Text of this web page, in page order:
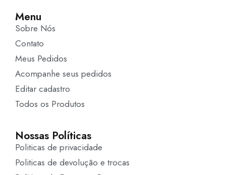
Menu
Sobre Nós
Contato
Meus Pedidos
Acompanhe seus pedidos
Editar cadastro
Todos os Produtos
Nossas Políticas
Politicas de privacidade
Politicas de devolução e trocas